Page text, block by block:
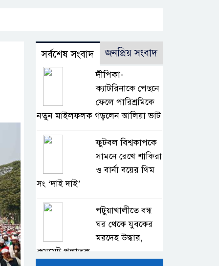
সর্বশেষ সংবাদ জনপ্রিয় সংবাদ
দীপিকা-
ক্যাটরিনাকে পেছনে
ফেলে পারিশ্রমিকে
নতুন মাইলফলক গড়লেন আলিয়া ভাট
ফুটবল বিশ্বকাপকে
সামনে রেখে শাকিরা
ও বার্না বয়ের থিম
সং ‘দাই দাই’
পটুয়াখালীতে বন্ধ
ঘর থেকে যুবকের
মরদেহ উদ্ধার,
রুমমেট পলাতক